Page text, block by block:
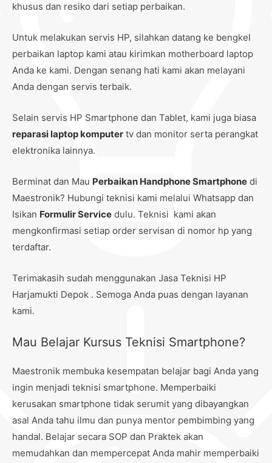
khusus dan resiko dari setiap perbaikan.
Untuk melakukan servis HP, silahkan datang ke bengkel
perbaikan laptop kami atau kirimkan motherboard laptop
Anda ke kami. Dengan senang hati kami akan melayani
Anda dengan servis terbaik.
Selain servis HP Smartphone dan Tablet, kami juga biasa
reparasi laptop komputer tv dan monitor serta perangkat
elektronika lainnya.
Berminat dan Mau Perbaikan Handphone Smartphone di
Maestronik? Hubungi teknisi kami melalui Whatsapp dan
Isikan Formulir Service dulu. Teknisi kami akan
mengkonfirmasi setiap order servisan di nomor hp yang
terdaftar.
Terimakasih sudah menggunakan Jasa Teknisi HP
Harjamukti Depok . Semoga Anda puas dengan layanan
kami.
Mau Belajar Kursus Teknisi Smartphone?
Maestronik membuka kesempatan belajar bagi Anda yang
ingin menjadi teknisi smartphone. Memperbaiki
kerusakan smartphone tidak serumit yang dibayangkan
asal Anda tahu ilmu dan punya mentor pembimbing yang
handal. Belajar secara SOP dan Praktek akan
memudahkan dan mempercepat Anda mahir memperbaiki